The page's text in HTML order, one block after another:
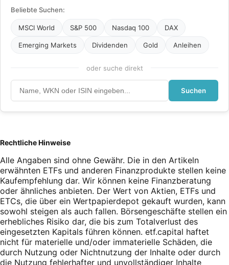
Beliebte Suchen:
MSCI World S&P 500 Nasdaq 100 DAX
Emerging Markets Dividenden Gold Anleihen
oder suche direkt
Suchen
Rechtliche Hinweise
Alle Angaben sind ohne Gewähr. Die in den Artikeln
erwähnten ETFs und anderen Finanzprodukte stellen keine
Kaufempfehlung dar. Wir können keine Finanzberatung
oder ähnliches anbieten. Der Wert von Aktien, ETFs und
ETCs, die über ein Wertpapierdepot gekauft wurden, kann
sowohl steigen als auch fallen. Börsengeschäfte stellen ein
erhebliches Risiko dar, die bis zum Totalverlust des
eingesetzten Kapitals führen können. etf.capital haftet
nicht für materielle und/oder immaterielle Schäden, die
durch Nutzung oder Nichtnutzung der Inhalte oder durch
die Nutzung fehlerhafter und unvollständiger Inhalte